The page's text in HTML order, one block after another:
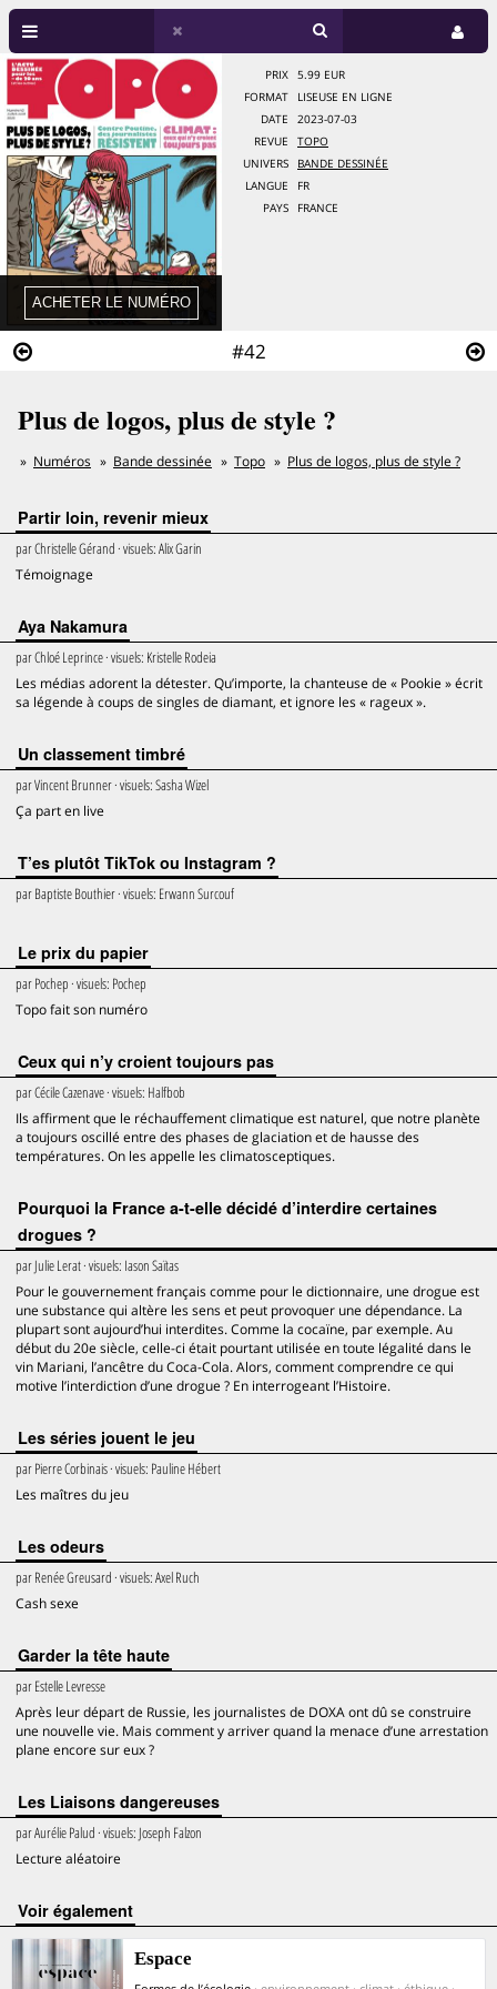
#42
PRIX
5.99 EUR
FORMAT
LISEUSE EN LIGNE
DATE
2023-07-03
REVUE
TOPO
UNIVERS
BANDE DESSINÉE
LANGUE
FR
PAYS
FRANCE
Plus de logos, plus de style ?
Numéros Bande dessinée Topo Plus de logos, plus de style ?
Partir loin, revenir mieux
parChristelle Gérand · visuels:Alix Garin
Témoignage
Aya Nakamura
parChloé Leprince· visuels: Kristelle Rodeia
Les médias adorent la détester. Qu’importe, la chanteuse de « Pookie » écrit
sa légende à coups de singles de diamant, et ignore les « rageux ».
Un classement timbré
parVincent Brunner· visuels:Sasha Wizel
Ça part en live
T’es plutôt TikTok ou Instagram ?
parBaptiste Bouthier· visuels: Erwann Surcouf
Le prix du papier
parPochep · visuels: Pochep
Topo fait son numéro
Ceux qui n’y croient toujours pas
parCécile Cazenave· visuels: Halfbob
Ils affirment que le réchauffement climatique est naturel, que notre planète
a toujours oscillé entre des phases de glaciation et de hausse des
températures. On les appelle les climatosceptiques.
Pourquoi la France a-t-elle décidé d’interdire certaines
drogues ?
parJulie Lerat· visuels: Iason Saïtas
Pour le gouvernement français comme pour le dictionnaire, une drogue est
une substance qui altère les sens et peut provoquer une dépendance. La
plupart sont aujourd’hui interdites. Comme la cocaïne, par exemple. Au
début du 20e siècle, celle-ci était pourtant utilisée en toute légalité dans le
vin Mariani, l’ancêtre du Coca-Cola. Alors, comment comprendre ce qui
motive l’interdiction d’une drogue ? En interrogeant l’Histoire.
Les séries jouent le jeu
parPierre Corbinais· visuels: Pauline Hébert
Les maîtres du jeu
Les odeurs
parRenée Greusard · visuels:Axel Ruch
Cash sexe
Garder la tête haute
parEstelle Levresse
Après leur départ de Russie, les journalistes de DOXA ont dû se construire
une nouvelle vie. Mais comment y arriver quand la menace d’une arrestation
plane encore sur eux ?
Les Liaisons dangereuses
parAurélie Palud · visuels: Joseph Falzon
Lecture aléatoire
voir également
Espace